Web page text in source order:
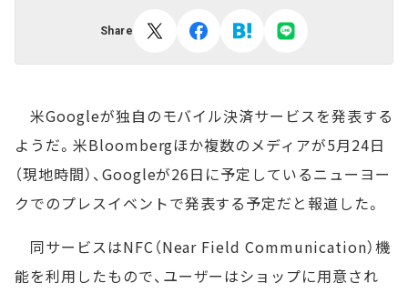
Share
米Googleが独自のモバイル決済サービスを発表する
ようだ。米Bloombergほか複数のメディアが5月24日
（現地時間）、Googleが26日に予定しているニューヨー
クでのプレスイベントで発表する予定だと報道した。
同サービスはNFC（Near Field Communication）機
能を利用したもので、ユーザーはショップに用意され